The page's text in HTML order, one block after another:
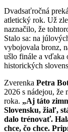
Dvadsaťročná
atletický rok. Už
naznačilo, že
Stalo sa: na
vybojovala bronz,
ušlo finále a vďaka
historických
Zverenka Petra
2026 s nádejou, že
roka. „Aj táto
Slovensku, žiaľ,
dalo trénovať.
chce, čo chce.